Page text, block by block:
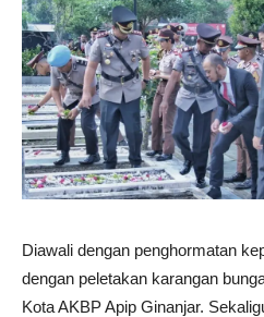
Diawali dengan penghormatan
dengan peletakan karangan
Kota AKBP Apip Ginanjar.